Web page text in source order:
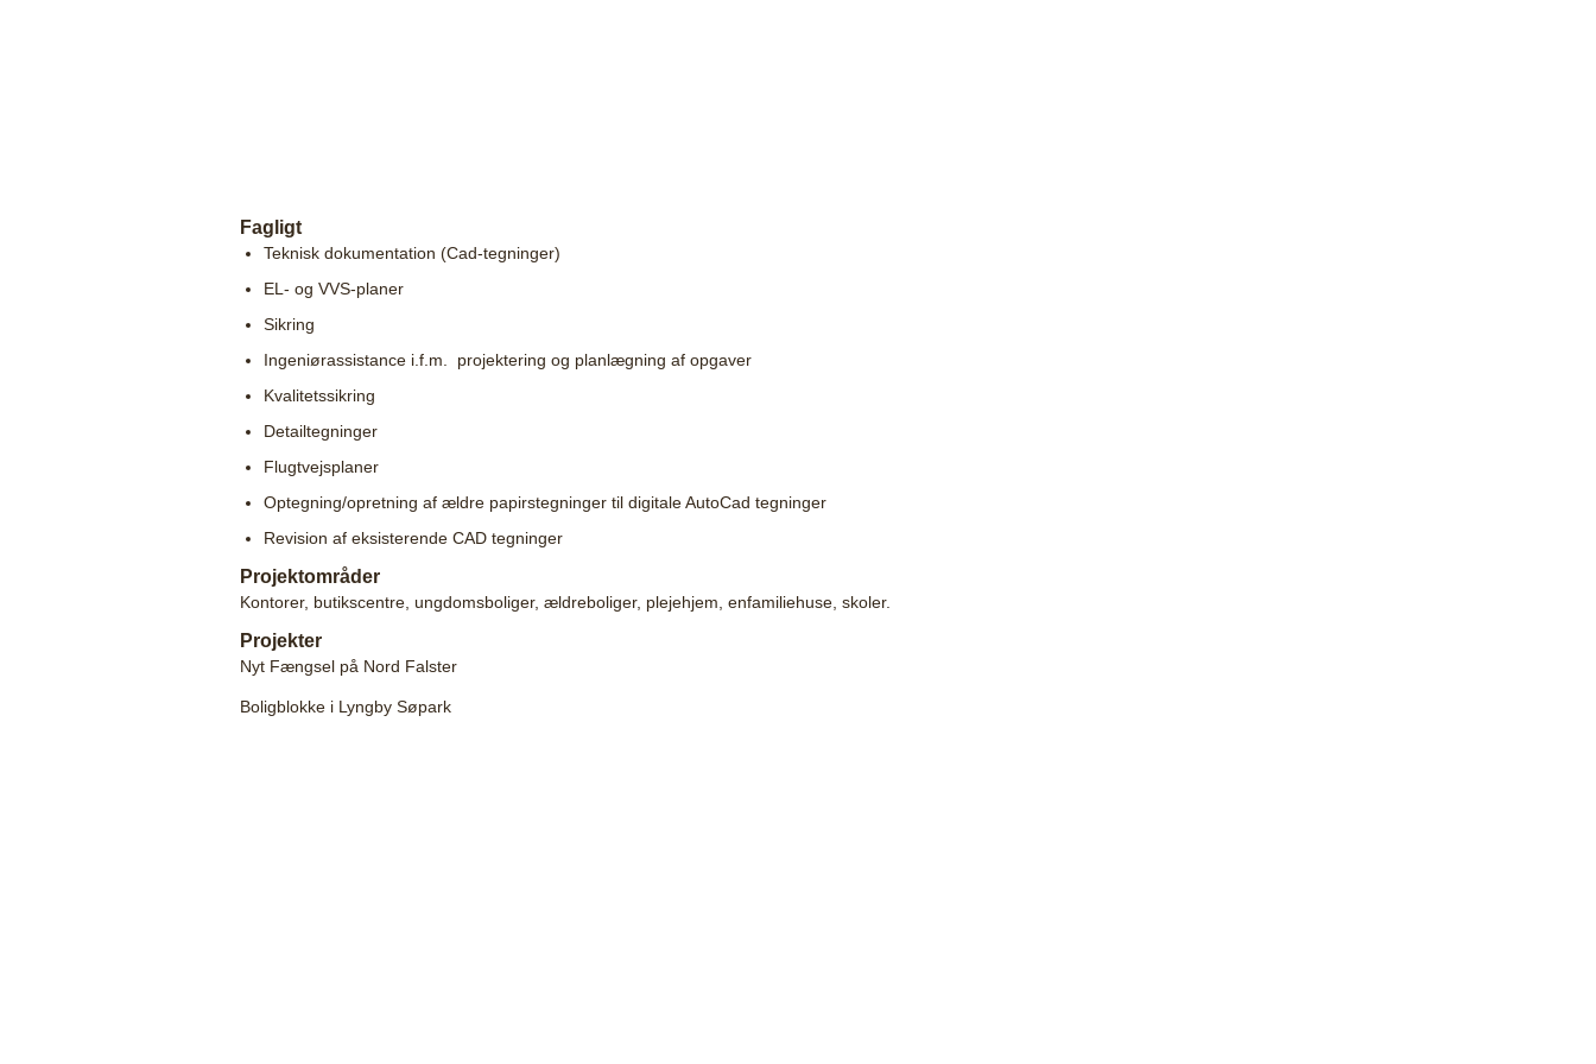
Fagligt
Teknisk dokumentation (Cad-tegninger)
EL- og VVS-planer
Sikring
Ingeniørassistance i.f.m. projektering og planlægning af opgaver
Kvalitetssikring
Detailtegninger
Flugtvejsplaner
Optegning/opretning af ældre papirstegninger til digitale AutoCad tegninger
Revision af eksisterende CAD tegninger
Projektområder
Kontorer, butikscentre, ungdomsboliger, ældreboliger, plejehjem, enfamiliehuse, skoler.
Projekter
Nyt Fængsel på Nord Falster
Boligblokke i Lyngby Søpark